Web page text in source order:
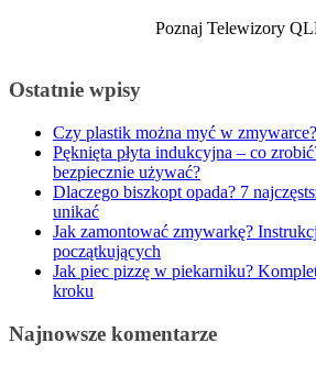
Poznaj Telewizory
Ostatnie wpisy
Czy plastik można myć w
Pęknięta płyta indukcyjna – co
bezpiecznie używać?
Dlaczego biszkopt opada? 7
unikać
Jak zamontować zmywarkę?
początkujących
Jak piec pizzę w piekarniku?
kroku
Najnowsze komentarze